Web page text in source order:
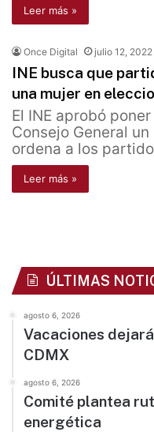
Leer más »
Once Digital julio 12, 2022
INE busca que
una mujer en
El INE aprobó
Consejo General
ordena a los
Leer más »
ÚLTIMAS
agosto 6, 2026
Vacaciones
CDMX
agosto 6, 2026
Comité plantea
energética